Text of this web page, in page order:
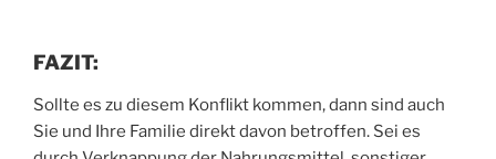
FAZIT:
Sollte es zu diesem Konflikt kommen, dann sind auch
Sie und Ihre Familie direkt davon betroffen. Sei es